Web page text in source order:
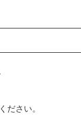
ださい。